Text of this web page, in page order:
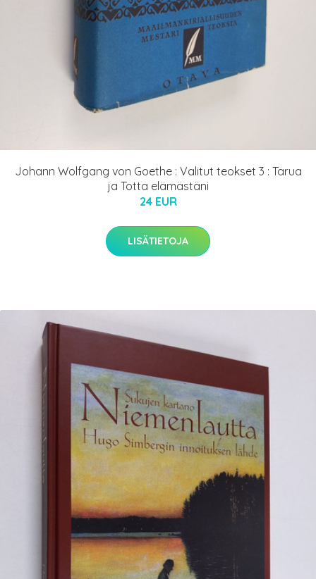
Johann Wolfgang von Goethe : Valitut teokset 3 : Tarua
ja Totta elämästäni
24 EUR
LISÄTIETOJA